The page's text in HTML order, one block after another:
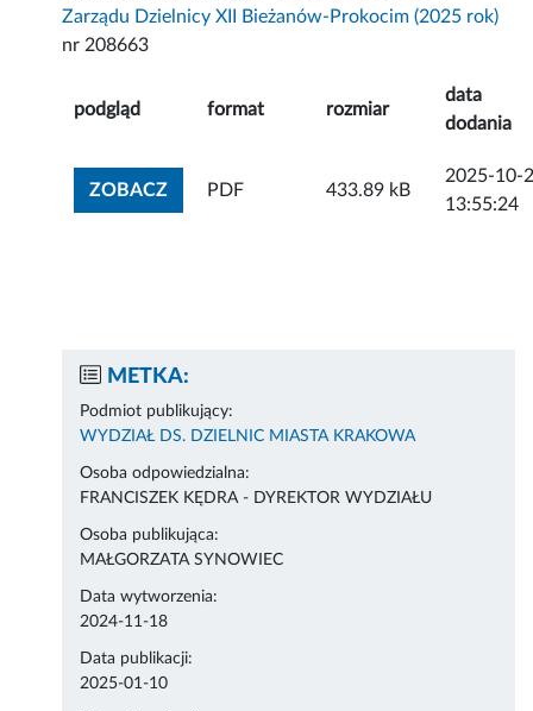
Zarządu Dzielnicy XII Bieżanów-Prokocim (2025 rok)
nr 208663
podgląd format rozmiar
data
dodania
ZOBACZZOBACZ ZAŁĄCZNIK
PDF 433.89 kB
2025-10-
13:55:24
METKA:
Podmiot publikujący:
WYDZIAŁ DS. DZIELNIC MIASTA KRAKOWA
Osoba odpowiedzialna:
FRANCISZEK KĘDRA - DYREKTOR WYDZIAŁU
Osoba publikująca:
MAŁGORZATA SYNOWIEC
Data wytworzenia:
2024-11-18
Data publikacji:
2025-01-10